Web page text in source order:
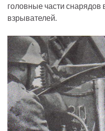
головные части снарядов
взрывателей.